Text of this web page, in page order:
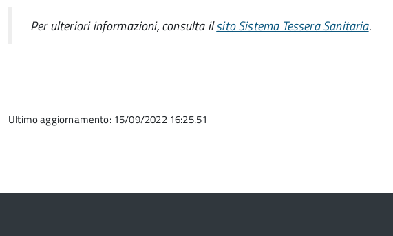
Per ulteriori informazioni, consulta ilsito Sistema Tessera Sanitaria.
Ultimo aggiornamento: 15/09/2022 16:25.51